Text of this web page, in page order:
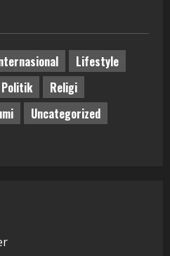
Lifestyle
Politik
Religi
Uncategorized